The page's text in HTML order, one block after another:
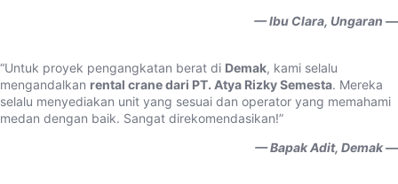
— Ibu Clara, Ungaran —
“Untuk proyek pengangkatan berat di Demak, kami selalu
mengandalkan rental crane dari PT. Atya Rizky Semesta. Mereka
selalu menyediakan unit yang sesuai dan operator yang memahami
medan dengan baik. Sangat direkomendasikan!”
— Bapak Adit, Demak —